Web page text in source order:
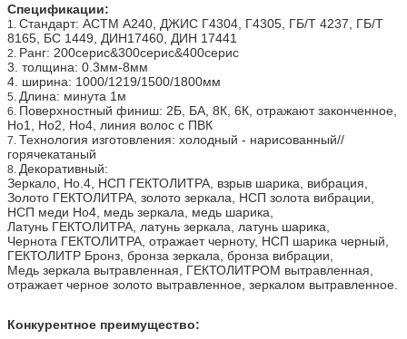
Спецификации:
1. Стандарт: АСТМ А240, ДЖИС Г4304, Г4305, ГБ/Т 4237, ГБ/Т
8165, БС 1449, ДИН17460, ДИН 17441
2. Ранг: 200серис&300серис&400серис
3. толщина: 0.3мм-8мм
4. ширина: 1000/1219/1500/1800мм
5. Длина: минута 1м
6. Поверхностный финиш: 2Б, БА, 8К, 6К, отражают законченное,
Но1, Но2, Но4, линия волос с ПВК
7. Технология изготовления: холодный - нарисованный//
горячекатаный
8. Декоративный:
Зеркало, Но.4, НСП ГЕКТОЛИТРА, взрыв шарика, вибрация,
Золото ГЕКТОЛИТРА, золото зеркала, НСП золота вибрации,
НСП меди Но4, медь зеркала, медь шарика,
Латунь ГЕКТОЛИТРА, латунь зеркала, латунь шарика,
Чернота ГЕКТОЛИТРА, отражает черноту, НСП шарика черный,
ГЕКТОЛИТР Бронз, бронза зеркала, бронза вибрации,
Медь зеркала вытравленная, ГЕКТОЛИТРОМ вытравленная,
отражает черное золото вытравленное, зеркалом вытравленное.
Конкурентное преимущество: